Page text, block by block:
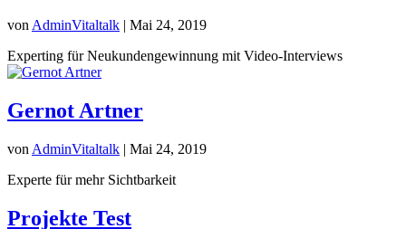
von AdminVitaltalk | Mai 24, 2019
Experting für Neukundengewinnung mit Video-Interviews
Gernot Artner
von AdminVitaltalk | Mai 24, 2019
Experte für mehr Sichtbarkeit
Projekte Test